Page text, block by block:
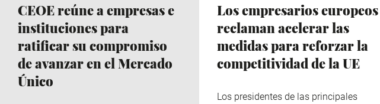
CEOE reúne a empresas e
instituciones para
ratificar su compromiso
de avanzar en el Mercado
Único
Los empresarios europeos
reclaman acelerar las
medidas para reforzar la
competitividad de la UE
Los presidentes de las principales